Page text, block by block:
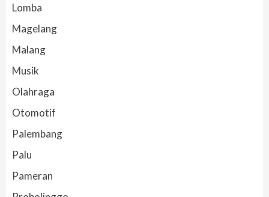
Lomba
Magelang
Malang
Musik
Olahraga
Otomotif
Palembang
Palu
Pameran